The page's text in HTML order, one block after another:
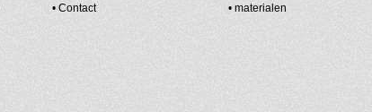
• Contact
• materialen